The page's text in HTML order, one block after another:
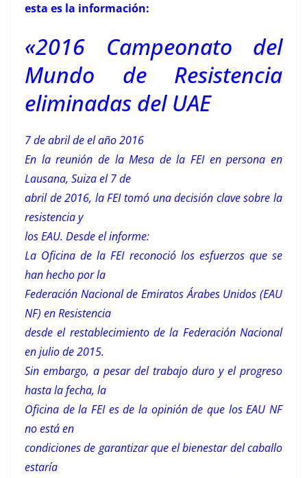
esta es la información:
«2016 Campeonato del
Mundo de Resistencia
eliminadas del UAE
7 de abril de el año 2016
En la reunión de la Mesa de la FEI en persona en
Lausana, Suiza el 7 de
abril de 2016, la FEI tomó una decisión clave sobre la
resistencia y
los EAU. Desde el informe:
La Oficina de la FEI reconoció los esfuerzos que se
han hecho por la
Federación Nacional de Emiratos Árabes Unidos (EAU
NF) en Resistencia
desde el restablecimiento de la Federación Nacional
en julio de 2015.
Sin embargo, a pesar del trabajo duro y el progreso
hasta la fecha, la
Oficina de la FEI es de la opinión de que los EAU NF
no está en
condiciones de garantizar que el bienestar del caballo
estaría